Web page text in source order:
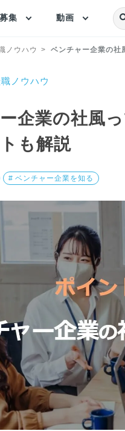
集 動画
ノウハウ ベンチャー企業の社
ノウハウ
企業の社風
も解説
# ベンチャー企業を知る